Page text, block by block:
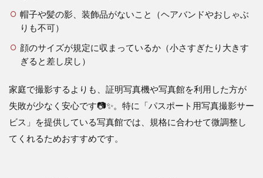
帽子や髪の影、装飾品がないこと（ヘアバンドやおしゃぶ
りも不可）
顔のサイズが規定に収まっているか（小さすぎたり大きす
ぎると差し戻し）
家庭で撮影するよりも、証明写真機や写真館を利用した方が
失敗が少なく安心です📷✨。特に「パスポート用写真撮影サー
ビス」を提供している写真館では、規格に合わせて微調整し
てくれるためおすすめです。